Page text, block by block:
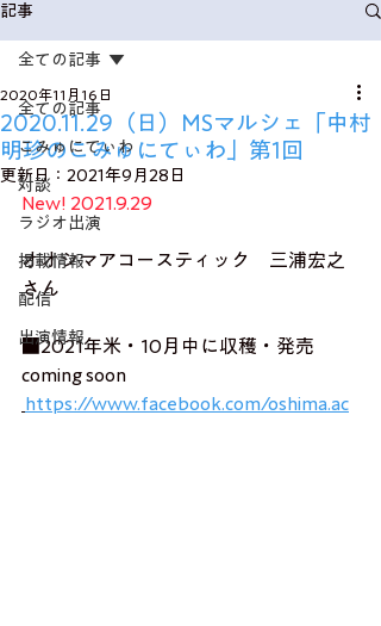
記事
全ての記事
こみゅにてぃわ
対談
ラジオ出演
掲載情報
配信
出演情報
全ての記事
2020.11.29（日）MSマルシェ「中村
明珍のこみゅにてぃわ」第1回
2020年11月16日
更新日： 2021年9月28日
New! 2021.9.29
オオシマアコースティック　三浦宏之
さん
■2021年米・10月中に収穫・発売
coming soon
https://www.facebook.com/oshima.ac